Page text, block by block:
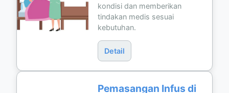
kondisi dan memberikan
tindakan medis sesuai
kebutuhan.
Detail
Pemasangan Infus di